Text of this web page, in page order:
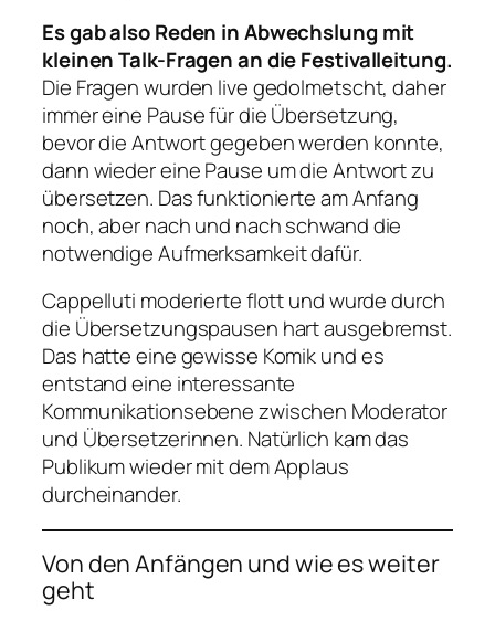
Es gab also Reden in Abwechslung mit
kleinen Talk-Fragen an die Festivalleitung.
Die Fragen wurden live gedolmetscht, daher
immer eine Pause für die Übersetzung,
bevor die Antwort gegeben werden konnte,
dann wieder eine Pause um die Antwort zu
übersetzen. Das funktionierte am Anfang
noch, aber nach und nach schwand die
notwendige Aufmerksamkeit dafür.
Cappelluti moderierte flott und wurde durch
die Übersetzungspausen hart ausgebremst.
Das hatte eine gewisse Komik und es
entstand eine interessante
Kommunikationsebene zwischen Moderator
und Übersetzerinnen. Natürlich kam das
Publikum wieder mit dem Applaus
durcheinander.
Von den Anfängen und wie es weiter
geht